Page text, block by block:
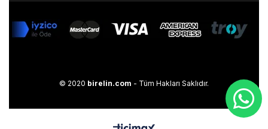
© 2020 birelin.com - Tüm Hakları Saklıdır.